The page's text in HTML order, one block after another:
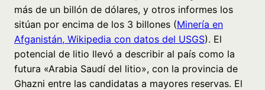
más de un billón de dólares, y otros informes los
sitúan por encima de los 3 billones (Minería en
Afganistán, Wikipedia con datos del USGS). El
potencial de litio llevó a describir al país como la
futura «Arabia Saudí del litio», con la provincia de
Ghazni entre las candidatas a mayores reservas. El